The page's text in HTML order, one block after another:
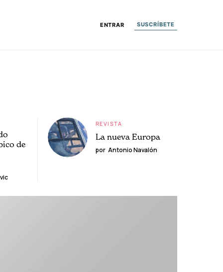
ENTRAR SUSCRÍBETE
de
REVISTA
La nueva Europa
por Antonio Navalón